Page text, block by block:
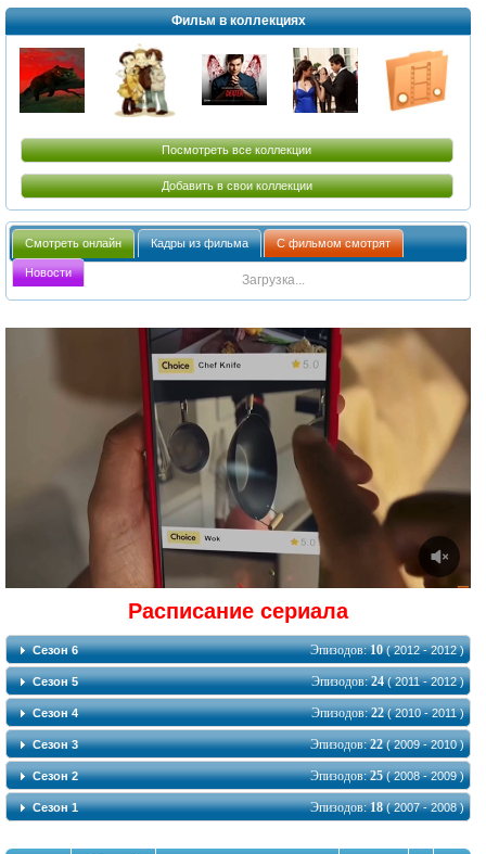
Фильм в коллекциях
Посмотреть все коллекции
Добавить в свои коллекции
Смотреть онлайн Кадры из фильма С фильмом смотрят
Новости Загрузка...
Расписание сериала
Сезон 6 Эпизодов:10( 2012 - 2012 )
Сезон 5 Эпизодов:24( 2011 - 2012 )
Сезон 4 Эпизодов:22( 2010 - 2011 )
Сезон 3 Эпизодов:22( 2009 - 2010 )
Сезон 2 Эпизодов:25( 2008 - 2009 )
Сезон 1 Эпизодов:18( 2007 - 2008 )